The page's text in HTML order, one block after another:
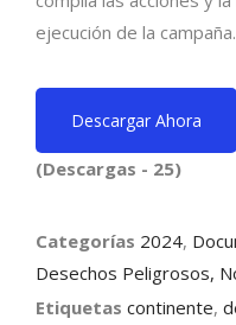
ejecución de la campaña.
Descargar Ahora
(Descargas - 25)
Categorías 2024,
Desechos Peligrosos,
Etiquetas continente,